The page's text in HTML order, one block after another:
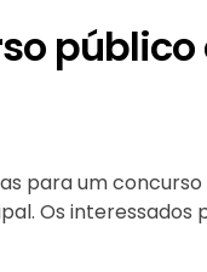
para um
Os interessados